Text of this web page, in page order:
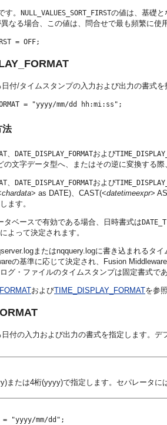
す。 NULL_VALUES_SORT_FIRSTの値は、基礎
なる場合、この値は、問合せで最も頻繁に
= OFF;
日付/タイムスタンプの入力および出力の書式
= "yyyy/mm/dd hh:mi:ss";
法
DATE_DISPLAY_FORMATおよび
の文字データ型へ、またはその逆に変換する際
DATE_DISPLAY_FORMATおよび
chardata> as DATE)、CAST(<datetimeexpr>
ます。
タベースで有効である場合、日時書式は
よって決定されます。
またはnqquery.logに書き込まれるタ
の基準に応じて決定され、
Fusion
グ・ファイルのタイムスタンプは固定書式で
およびTIME_DISPLAY_FORMATを参
日付の入力および出力の書式を指定します。
または4桁(yyyy)で指定します。セパレータ
= "yyyy/mm/dd";